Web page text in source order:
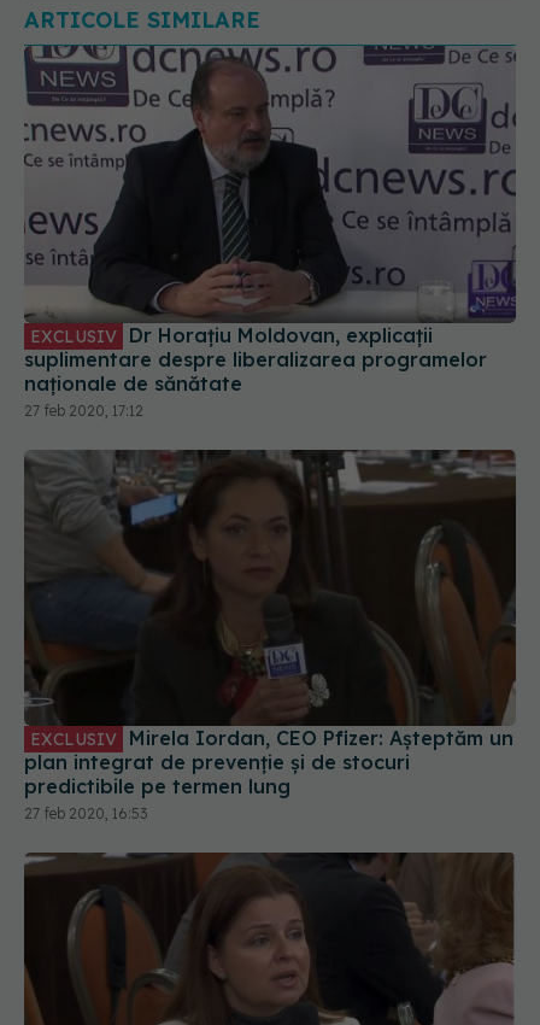
ARTICOLE SIMILARE
EXCLUSIV
suplimentare despre liberalizarea programelor
naționale de sănătate
27 feb 2020, 17:12
EXCLUSIV
plan integrat de prevenție și de stocuri
predictibile pe termen lung
27 feb 2020, 16:53